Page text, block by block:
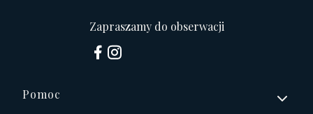
Zapraszamy do obserwacji
Linki w stopce
Pomoc